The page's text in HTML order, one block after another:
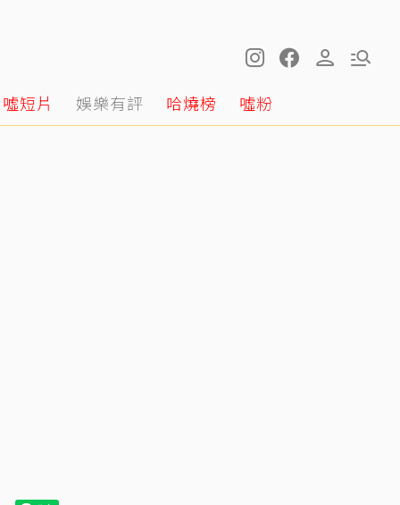
噓短片 娛樂有評 哈燒榜 噓粉